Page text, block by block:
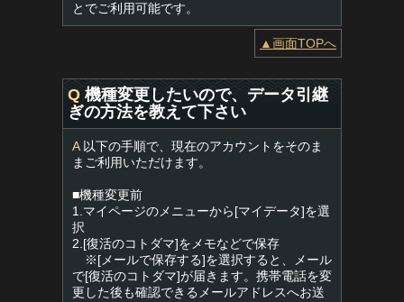
とでご利用可能です。
▲画面TOPへ
Q 機種変更したいので、データ引継
ぎの方法を教えて下さい
A以下の手順で、現在のアカウントをそのま
まご利用いただけます。
■機種変更前
1.マイページのメニューから[マイデータ]を選
択
2.[復活のコトダマ]をメモなどで保存
※[メールで保存する]を選択すると、メール
で[復活のコトダマ]が届きます。携帯電話を変
更した後も確認できるメールアドレスへお送